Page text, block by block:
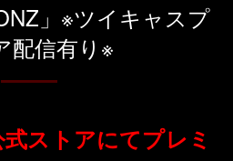
」※ツイキャスプ
配信有り※
式ストアにてプレミ